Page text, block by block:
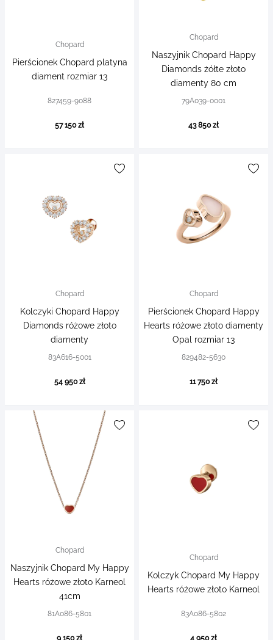
Chopard
Pierścionek Chopard platyna
diament rozmiar 13
827459-9088
57 150 zł
Chopard
Naszyjnik Chopard Happy
Diamonds żółte złoto
diamenty 80 cm
79A039-0001
43 850 zł
Chopard
Kolczyki Chopard Happy
Diamonds różowe złoto
diamenty
83A616-5001
54 950 zł
Chopard
Pierścionek Chopard Happy
Hearts różowe złoto diamenty
Opal rozmiar 13
829482-5630
11 750 zł
Chopard
Naszyjnik Chopard My Happy
Hearts różowe złoto Karneol
41cm
81A086-5801
9 150 zł
Chopard
Kolczyk Chopard My Happy
Hearts różowe złoto Karneol
83A086-5802
4 950 zł